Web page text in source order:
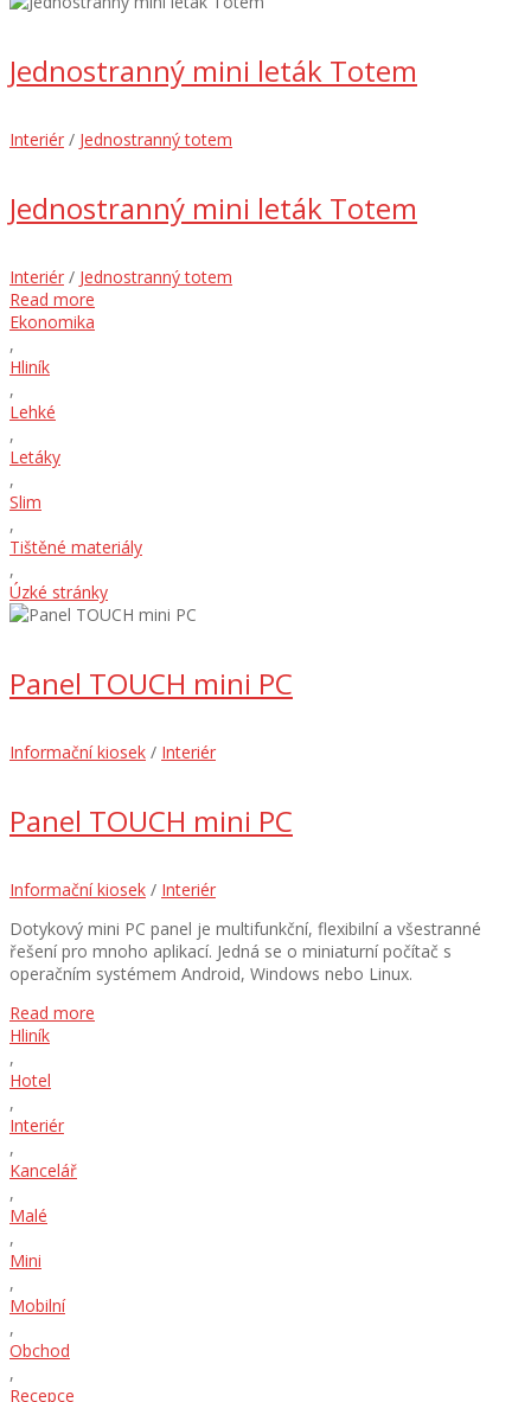
Jednostranný mini leták Totem
Interiér / Jednostranný totem
Jednostranný mini leták Totem
Interiér / Jednostranný totem
Read more
Ekonomika
,
Hliník
,
Lehké
,
Letáky
,
Slim
,
Tištěné materiály
,
Úzké stránky
Panel TOUCH mini PC
Informační kiosek / Interiér
Panel TOUCH mini PC
Informační kiosek / Interiér
Dotykový mini PC panel je multifunkční, flexibilní a všestranné
řešení pro mnoho aplikací. Jedná se o miniaturní počítač s
operačním systémem Android, Windows nebo Linux.
Read more
Hliník
,
Hotel
,
Interiér
,
Kancelář
,
Malé
,
Mini
,
Mobilní
,
Obchod
,
Recepce